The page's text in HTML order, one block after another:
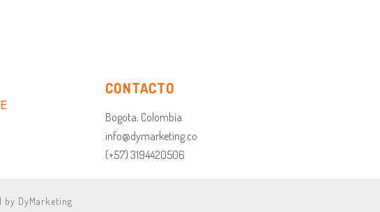
CONTACTO
Bogota, Colombia
info@dymarketing.co
(+57) 3194420506
by DyMarketing